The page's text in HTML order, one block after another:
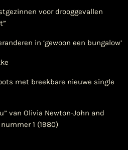
voor drooggevallen
in ‘gewoon een bungalow’
met breekbare nieuwe single
van Olivia Newton-John and
1 (1980)